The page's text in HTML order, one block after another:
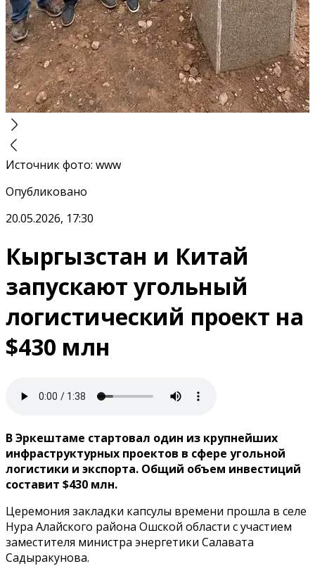
Источник фото: www
Опубликовано
20.05.2026, 17:30
Кыргызстан и Китай
запускают угольный
логистический проект на
$430 млн
В Эркештаме стартовал один из крупнейших
инфраструктурных проектов в сфере угольной
логистики и экспорта. Общий объем инвестиций
составит $430 млн.
Церемония закладки капсулы времени прошла в селе
Нура Алайского района Ошской области с участием
заместителя министра энергетики Салавата
Садыракунова.